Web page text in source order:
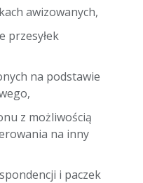
awizowanych,
przesyłek
na podstawie
z możliwością
na inny
i paczek